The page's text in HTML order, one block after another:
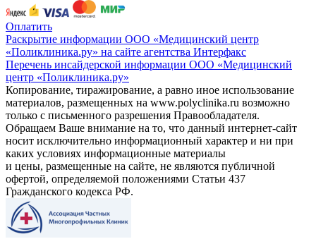
Оплатить
Раскрытие информации ООО «Медицинский центр
«Поликлиника.ру» на сайте агентства Интерфакс
Перечень инсайдерской информации ООО «Медицинский
центр «Поликлиника.ру»
Копирование, тиражирование, а равно иное использование
материалов, размещенных на www.polyclinika.ru возможно
только с письменного разрешения Правообладателя.
Обращаем Ваше внимание на то, что данный интернет-сайт
носит исключительно информационный характер и ни при
каких условиях информационные материалы
и цены, размещенные на сайте, не являются публичной
офертой, определяемой положениями Статьи 437
Гражданского кодекса РФ.